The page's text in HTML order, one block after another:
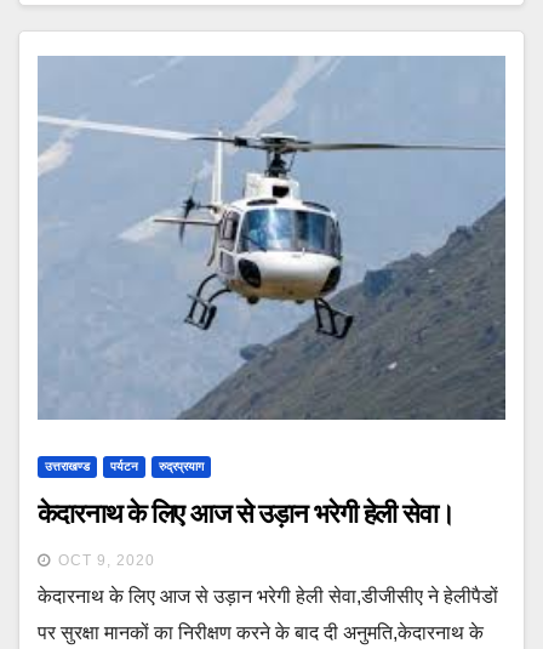
उत्तराखण्ड पर्यटन रुद्रप्रयाग
केदारनाथ के लिए आज से उड़ान भरेगी हेली सेवा।
OCT 9, 2020
केदारनाथ के लिए आज से उड़ान भरेगी हेली सेवा,डीजीसीए ने हेलीपैडों
पर सुरक्षा मानकों का निरीक्षण करने के बाद दी अनुमति,केदारनाथ के